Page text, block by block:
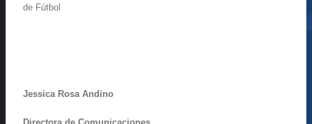
de Fútbol
Jessica Rosa Andino